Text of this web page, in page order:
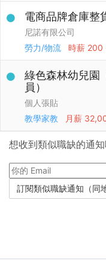
電商品牌倉庫整
尼諾有限公司
勞力/物流
時薪 200
綠色森林幼兒園
員）
個人張貼
教學家教
月薪
想收到類似職缺的通知